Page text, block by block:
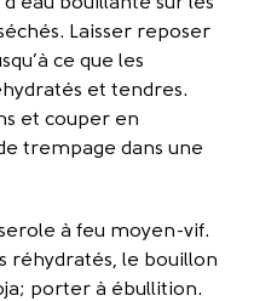
Laisser reposer
ce que les
et tendres.
et couper en
trempage dans une
à feu moyen-vif.
réhydratés, le bouillon
porter à ébullition.